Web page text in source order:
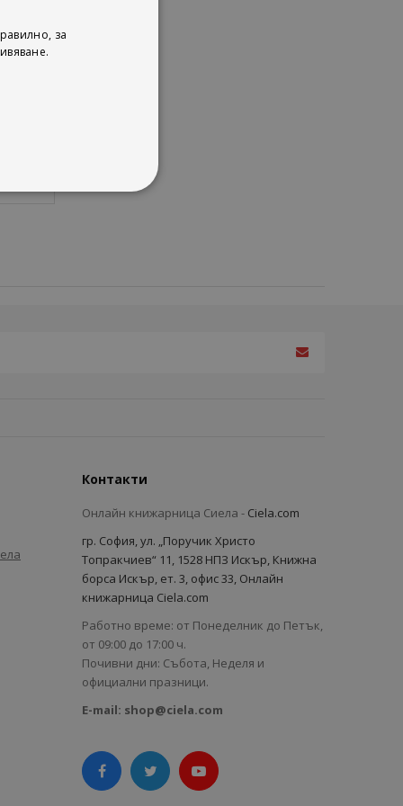
Контакти
Онлайн книжарница Сиела - Ciela.com
гр. София, ул. „Поручик Христо
Топракчиев“ 11, 1528 НПЗ Искър, Книжна
борса Искър, ет. 3, офис 33, Онлайн
книжарница Ciela.com
Работно време: от Понеделник до Петък,
от 09:00 до 17:00 ч.
Почивни дни: Събота, Неделя и
официални празници.
E-mail: shop@ciela.com
за